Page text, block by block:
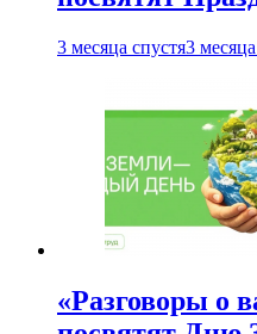
3 месяца спустя3
«Разговоры о